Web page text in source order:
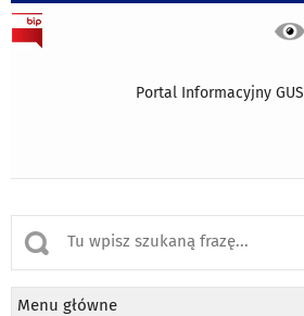
Portal Informacyjny GUS
Menu główne